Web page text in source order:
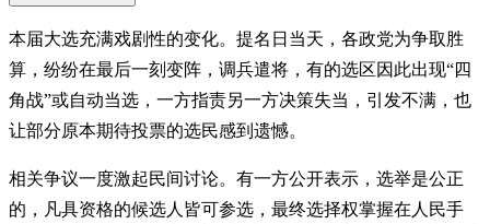
本届大选充满戏剧性的变化。提名日当天，各政党为争取胜
算，纷纷在最后一刻变阵，调兵遣将，有的选区因此出现“四
角战”或自动当选，一方指责另一方决策失当，引发不满，也
让部分原本期待投票的选民感到遗憾。
相关争议一度激起民间讨论。有一方公开表示，选举是公正
的，凡具资格的候选人皆可参选，最终选择权掌握在人民手